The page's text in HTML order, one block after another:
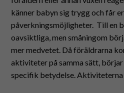
känner babyn sig trygg och får
påverkningsmöjligheter. Till en
oavsiktliga, men småningom
mer medvetet. Då föräldrarna
aktiviteter på samma sätt,
specifik betydelse. Aktiviteterna